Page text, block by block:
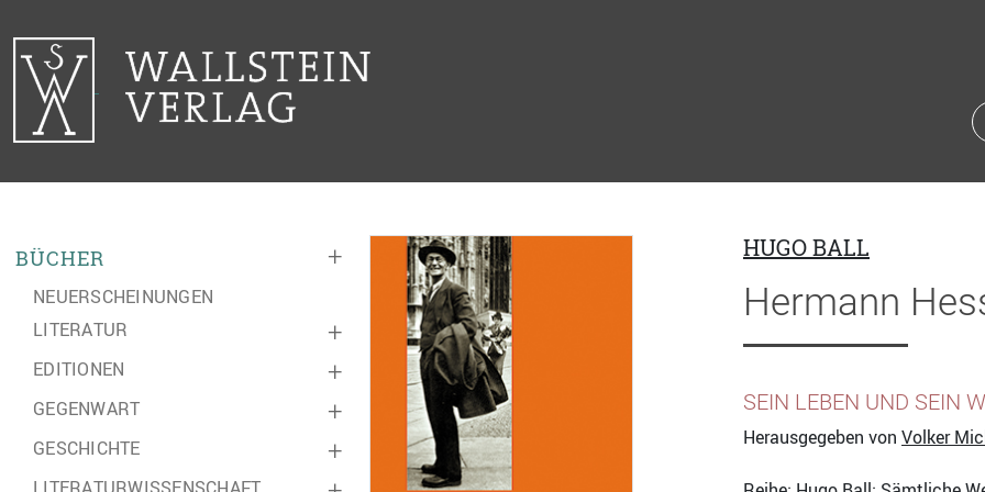
+
BÜCHER
NEUERSCHEINUNGEN
+
LITERATUR
+
EDITIONEN
+
GEGENWART
+
GESCHICHTE
HUGO BALL
Hermann
SEIN LEBEN UND SEIN
Herausgegeben von Volker